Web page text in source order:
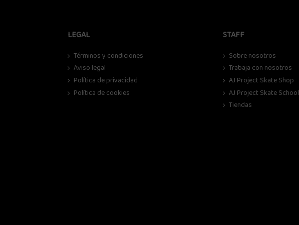
LEGAL
Términos y condiciones
Aviso legal
Política de privacidad
Política de cookies
STAFF
Sobre nosotros
Trabaja con nosotros
AJ Project Skate Shop
AJ Project Skate School
Tiendas